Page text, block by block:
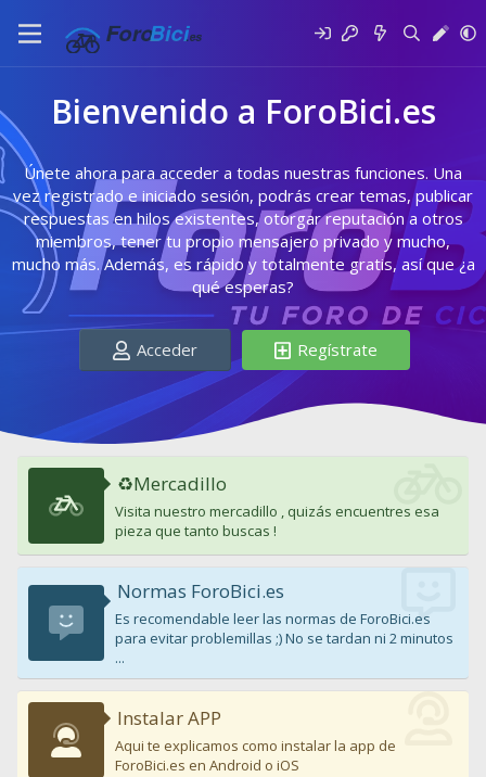
Bienvenido a ForoBici.es
Únete ahora para acceder a todas nuestras funciones. Una
vez registrado e iniciado sesión, podrás crear temas, publicar
respuestas en hilos existentes, otorgar reputación a otros
miembros, tener tu propio mensajero privado y mucho,
mucho más. Además, es rápido y totalmente gratis, así que ¿a
qué esperas?
Acceder Regístrate
♻️Mercadillo
Visita nuestro mercadillo , quizás encuentres esa
pieza que tanto buscas !
Normas ForoBici.es
Es recomendable leer las normas de ForoBici.es
para evitar problemillas ;) No se tardan ni 2 minutos
...
Instalar APP
Aqui te explicamos como instalar la app de
ForoBici.es en Android o iOS